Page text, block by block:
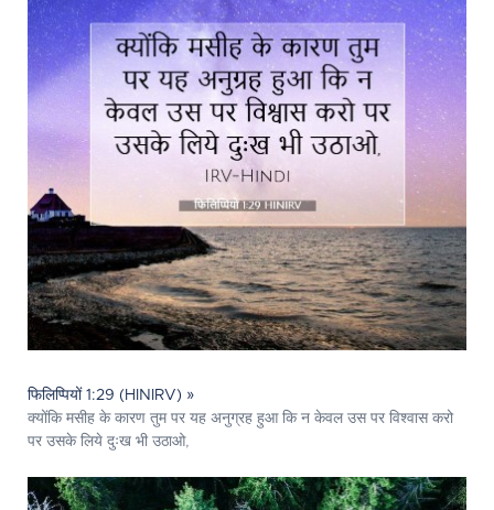
फिलिप्पियों 1:29 (HINIRV) »
क्योंकि मसीह के कारण तुम पर यह अनुग्रह हुआ कि न केवल उस पर विश्वास करो
पर उसके लिये दुःख भी उठाओ,